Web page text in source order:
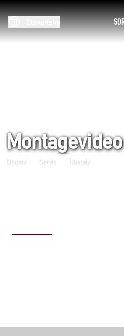
Domov Servis Návody